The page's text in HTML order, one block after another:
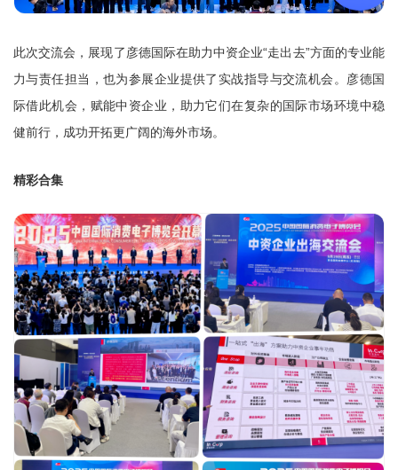
此次交流会，展现了彦德国际在助力中资企业“走出去”方面的专业能
力与责任担当，也为参展企业提供了实战指导与交流机会。彦德国
际借此机会，赋能中资企业，助力它们在复杂的国际市场环境中稳
健前行，成功开拓更广阔的海外市场。
精彩合集